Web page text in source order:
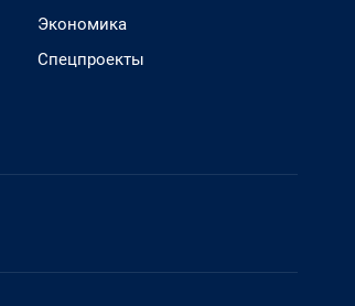
Экономика
Спецпроекты